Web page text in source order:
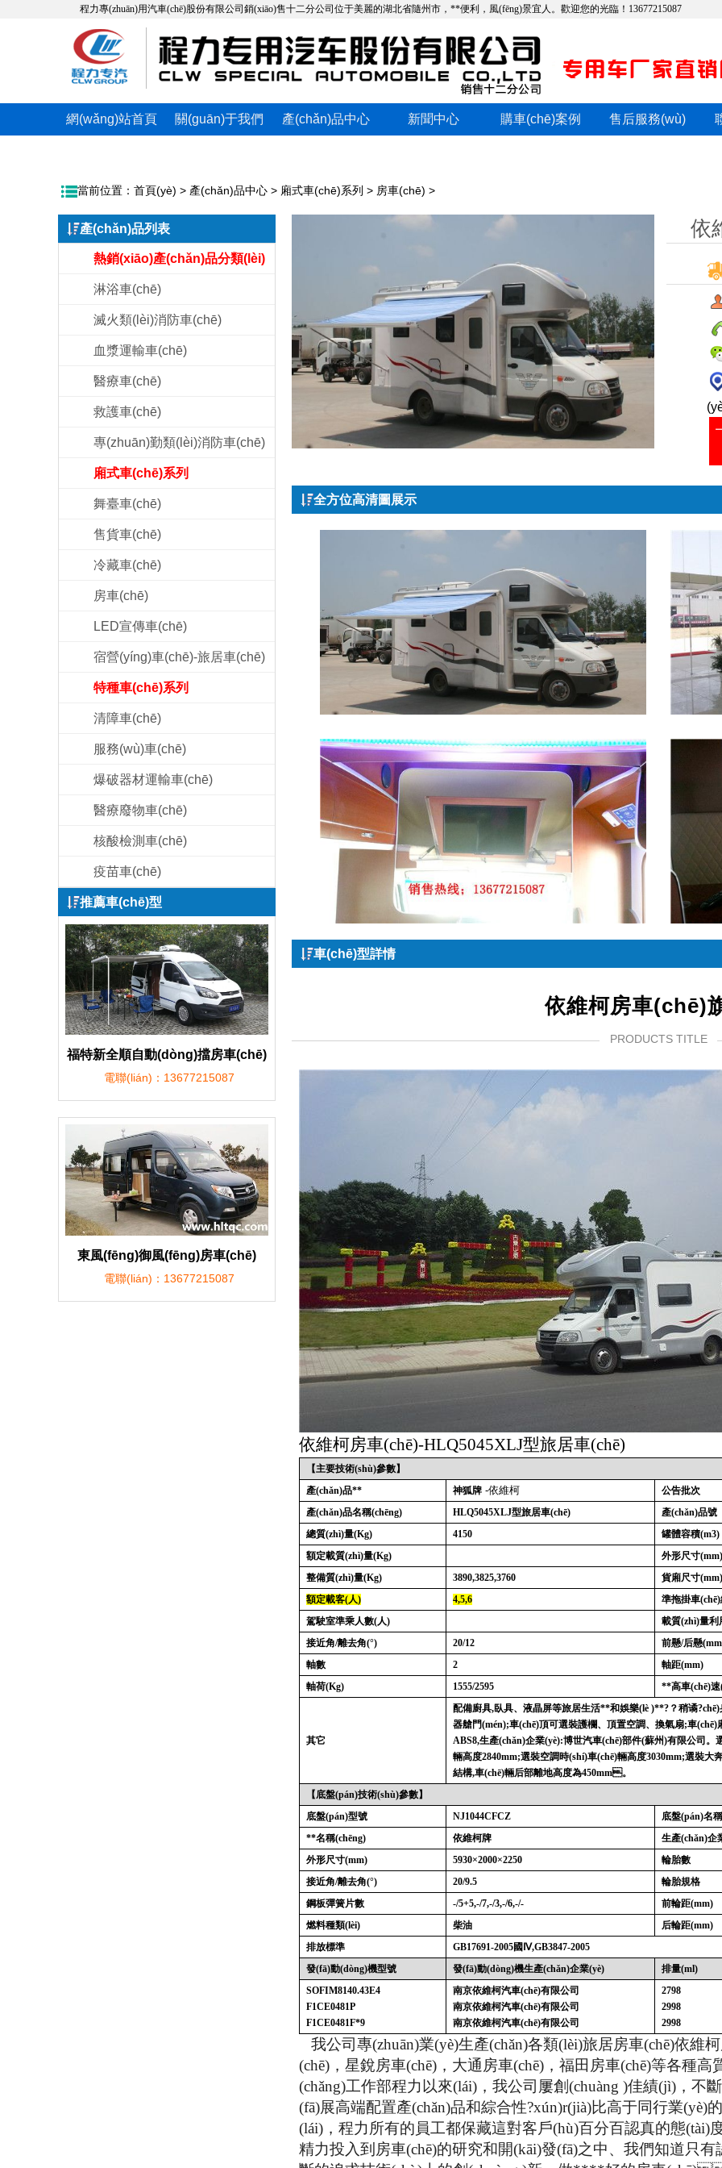
程力專(zhuān)用汽車(chē)股份有限公司銷(xiāo)售十二分公司位于美麗的湖北省隨州市，**便利，風(fēng)景宜人。歡迎您的光臨！13677215087
網(wǎng)站首頁 關(guān)于我們 產(chǎn)品中心 新聞中心 購車(chē)案例 售后服務(wù)
當前位置： 首頁(yè) > 產(chǎn)品中心 > 廂式車(chē)系列 > 房車(chē) >
產(chǎn)品列表
熱銷(xiāo)產(chǎn)品分類(lèi)
淋浴車(chē)
滅火類(lèi)消防車(chē)
血漿運輸車(chē)
醫療車(chē)
救護車(chē)
專(zhuān)勤類(lèi)消防車(chē)
廂式車(chē)系列
舞臺車(chē)
售貨車(chē)
冷藏車(chē)
房車(chē)
LED宣傳車(chē)
宿營(yíng)車(chē)-旅居車(chē)
特種車(chē)系列
清障車(chē)
服務(wù)車(chē)
爆破器材運輸車(chē)
醫療廢物車(chē)
核酸檢測車(chē)
疫苗車(chē)
推薦車(chē)型
福特新全順自動(dòng)擋房車(chē)
電聯(lián)：13677215087
東風(fēng)御風(fēng)房車(chē)
電聯(lián)：13677215087
依
全方位高清圖展示
車(chē)型詳情
依維柯房車(chē)
PRODUCTS TITLE
依維柯房車(chē)-HLQ5045XLJ型旅居車(chē)
【主要技術(shù)參數】
產(chǎn)品**
神狐牌 -依維柯
公告批次
產(chǎn)品名稱(chēng)
HLQ5045XLJ型旅居車(chē)
產(chǎn)品號
總質(zhì)量(Kg) 4150 罐體容積(m3)
額定載質(zhì)量(Kg) 外形尺寸
整備質(zhì)量(Kg) 3890,3825,3760 貨廂尺寸
額定載客(人) 4,5,6
準拖掛車
駕駛室準乘人數(人)
載質(zhì)量利
接近角/離去角(°) 20/12 前懸/后懸
軸數
2 軸距(mm)
軸荷(Kg) 1555/2595 **高車(chē)速
其它
配備廚具,臥具、液晶屏等旅居生活**和娛樂(lè )**?？稍谲?chē)
器艙門(mén);車(chē)頂可選裝護欄、頂置空調、換氣扇;車(chē)
ABS8,生產(chǎn)企業(yè):博世汽車(chē)部件(蘇州)有限公司
輛高度2840mm;選裝空調時(shí)車(chē)輛高度3030mm;選裝大
結構,車(chē)輛后部離地高度為450mm。
【底盤(pán)技術(shù)參數】
底盤(pán)型號
NJ1044CFCZ
底盤(pán)名
**名稱(chēng)
依維柯牌
生產(chǎn)企
外形尺寸(mm) 5930×2000×2250
輪胎數
接近角/離去角(°) 20/9.5
輪胎規格
鋼板彈簧片數
-/5+5,-/7,-/3,-/6,-/- 前輪距(mm)
燃料種類(lèi)
柴油 后輪距(mm)
排放標準
GB17691-2005國 Ⅳ,GB3847-2005
發(fā)動(dòng)機型號
發(fā)動(dòng)機生產(chǎn)企業(yè) 排量(ml)
SOFIM8140.43E4
F1CE0481P
F1CE0481F*9
南京依維柯汽車(chē)有限公司
南京依維柯汽車(chē)有限公司
南京依維柯汽車(chē)有限公司
2798
2998
2998
我公司專(zhuān)業(yè)生產(chǎn)各類(lèi)旅居房車(chē)依維柯房車
(chē)，星銳房車(chē)，大通房車(chē)，福田房車(chē)等各
(chǎng)工作部程力以來(lái)，我公司屢創(chuàng )佳績(jì)，
(fā)展高端配置產(chǎn)品和綜合性?xún)r(jià)比高于同行業(yè)的
(lái)，程力所有的員工都保藏這對客戶(hù)百分百認真的態(tài)度
精力投入到房車(chē)的研究和開(kāi)發(fā)之中、我們知道只有